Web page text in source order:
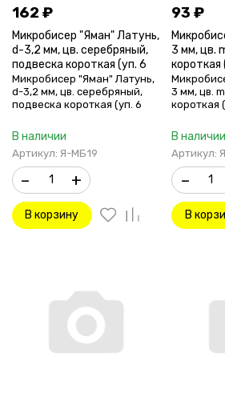
162 ₽
Микробисер "Яман" Латунь,
d-3,2 мм, цв. серебряный,
подвеска короткая (уп. 6
шт.)
Микробисер "Яман" Латунь,
d-3,2 мм, цв. серебряный,
подвеска короткая (уп. 6
В наличии
Артикул: Я-МБ19
– +
В корзину
93₽
3 мм, цв.
короткая
3 мм, цв.
короткая
В наличии
Артикул:
–
В